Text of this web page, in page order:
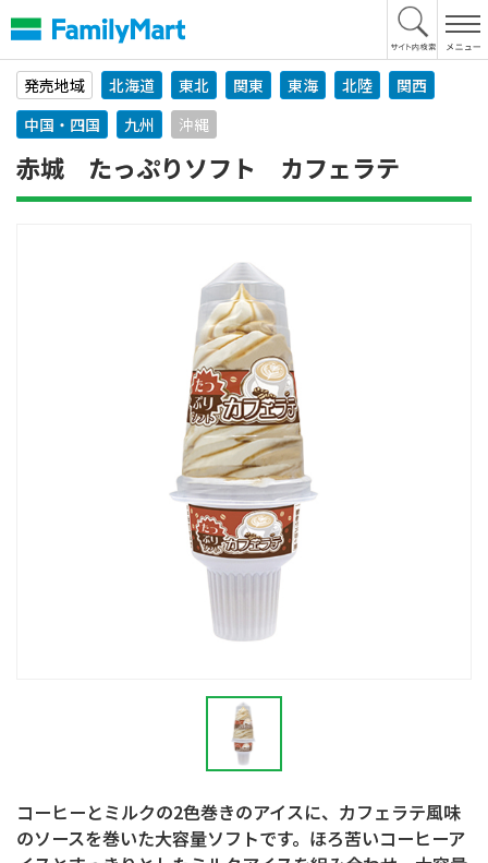
文
へ
発売地域
北海道 東北 関東 東海 北陸
関西
中国・四国
九州 沖縄
赤城 たっぷりソフト カフェラテ
コーヒーとミルクの2色巻きのアイスに、カフェラテ風味
のソースを巻いた大容量ソフトです。ほろ苦いコーヒーア